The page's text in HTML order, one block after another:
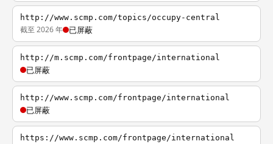
http://www.scmp.com/topics/occupy-central
截至 2026 年 已屏蔽
http://m.scmp.com/frontpage/international
已屏蔽
http://www.scmp.com/frontpage/international
已屏蔽
https://www.scmp.com/frontpage/international